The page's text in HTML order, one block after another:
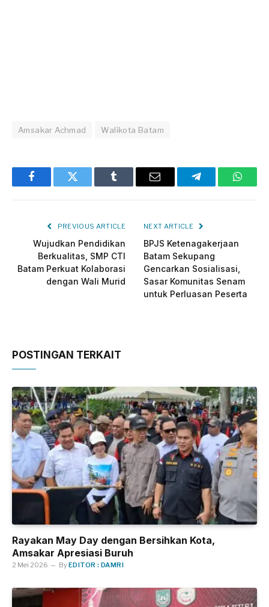
Amsakar Achmad Walikota Batam
FacebookTwitter Tumblr Email Telegram
PREVIOUS ARTICLE
Wujudkan Pendidikan
Berkualitas, SMP CTI
Batam Perkuat Kolaborasi
dengan Wali Murid
NEXT ARTICLE
BPJS Ketenagakerjaan
Batam Sekupang
Gencarkan Sosialisasi,
Sasar Komunitas Senam
untuk Perluasan Peserta
POSTINGAN TERKAIT
Rayakan May Day dengan Bersihkan Kota,
Amsakar Apresiasi Buruh
2 Mei 2026 ByEDITOR : DAMRI